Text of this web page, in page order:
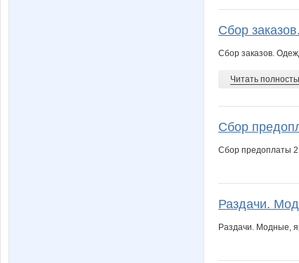
Сбор
Сбор заказов.
Читать
Сбор
Сбор предоплаты 2
Раздачи.
Раздачи. Модные,